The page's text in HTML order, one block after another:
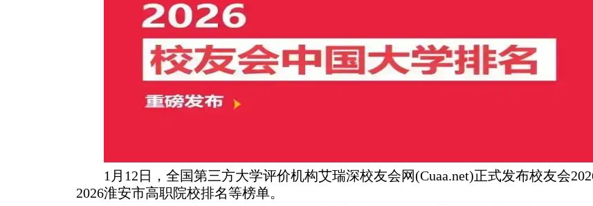
1月12日，全国第三方大学评价机构艾瑞深校友会网(Cuaa.net)正式发布校友会
2026淮安市高职院校排名等榜单。